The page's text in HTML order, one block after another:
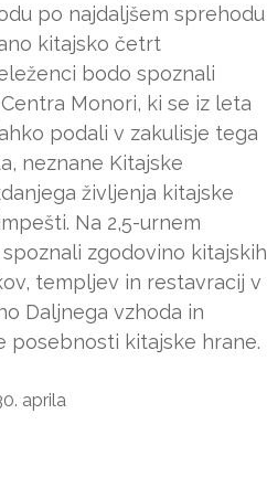
po najdaljšem sprehodu
kitajsko četrt
bodo spoznali
Monori, ki se iz leta
podali v zakulisje tega
neznane Kitajske
življenja kitajske
Na 2,5-urnem
zgodovino kitajskih
templjev in restavracij v
Daljnega vzhoda in
posebnosti kitajske hrane.
aprila